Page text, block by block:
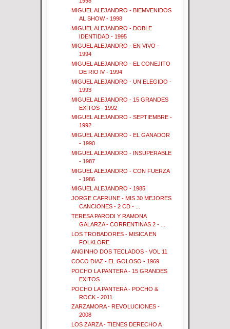
MIGUEL ALEJANDRO - BIEMVENIDOS
AL SHOW - 1998
MIGUEL ALEJANDRO - DOBLE
IDENTIDAD - 1995
MIGUEL ALEJANDRO - EN VIVO -
1994
MIGUEL ALEJANDRO - EL CONEJITO
DE RIO lV - 1994
MIGUEL ALEJANDRO - UN ELEGIDO -
1993
MIGUEL ALEJANDRO - 15 GRANDES
EXITOS - 1992
MIGUEL ALEJANDRO - SEPTIEMBRE -
1992
MIGUEL ALEJANDRO - EL GANADOR
- 1990
MIGUEL ALEJANDRO - INSUPERABLE
- 1987
MIGUEL ALEJANDRO - CON FUERZA
- 1986
MIGUEL ALEJANDRO - 1985
JORGE CAFRUNE - MIS 30 MEJORES
CANCIONES - 2 CD - ...
TERESA PARODI Y RAMONA
GALARZA - CORRENTINAS 2 - ...
LOS TROBADORES - MISICA EN
FOLKLORE
ANGINHO DOS TECLADOS - VOL 11
COCO DIAZ - EL GOLOSO - 1969
POCHO LA PANTERA - 15 GRANDES
EXITOS
POCHO LA PANTERA - POCHO &
ROCK - 2011
ZARZAMORA - REVOLUCIONES -
2008
LOS ZARZA - TIENES DERECHO A